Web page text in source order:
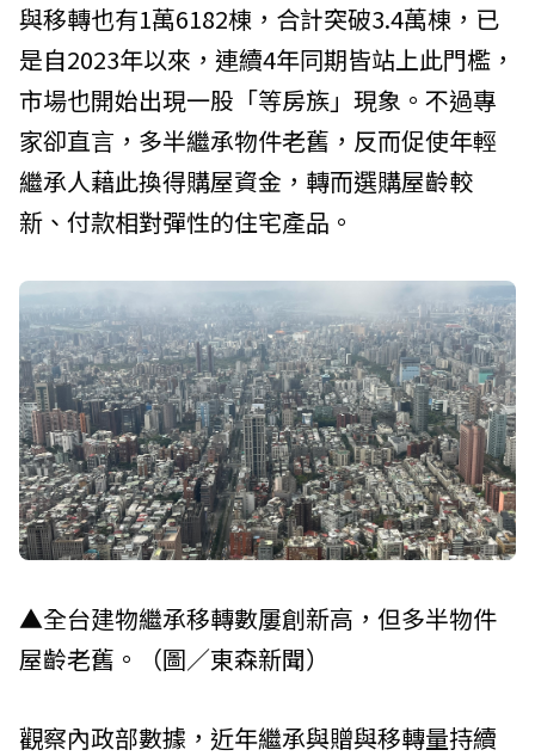
與移轉也有1萬6182棟，合計突破3.4萬棟，已
是自2023年以來，連續4年同期皆站上此門檻，
市場也開始出現一股「等房族」現象。不過專
家卻直言，多半繼承物件老舊，反而促使年輕
繼承人藉此換得購屋資金，轉而選購屋齡較
新、付款相對彈性的住宅產品。
▲全台建物繼承移轉數屢創新高，但多半物件
屋齡老舊。（圖／東森新聞）
觀察內政部數據，近年繼承與贈與移轉量持續